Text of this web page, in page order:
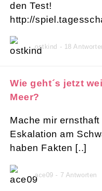
den Test!
http://
ostkind - 18
Wie geht´s jetzt
Meer?
Mache mir
Eskalation am
haben Fakten [..]
ace09 - 7 Antworten